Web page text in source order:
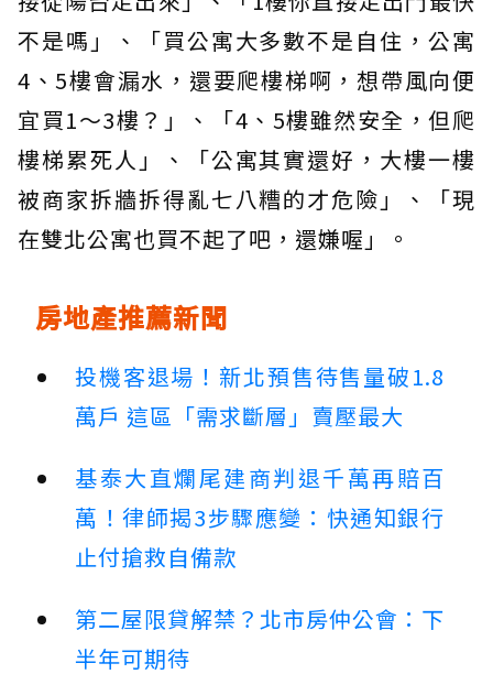
不是嗎」、「買公寓大多數不是自住，公寓
4、5樓會漏水，還要爬樓梯啊，想帶風向便
宜買1～3樓？」、「4、5樓雖然安全，但爬
樓梯累死人」、「公寓其實還好，大樓一樓
被商家拆牆拆得亂七八糟的才危險」、「現
在雙北公寓也買不起了吧，還嫌喔」。
房地產推薦新聞
投機客退場！新北預售待售量破1.8
萬戶 這區「需求斷層」賣壓最大
基泰大直爛尾建商判退千萬再賠百
萬！律師揭3步驟應變：快通知銀行
止付搶救自備款
第二屋限貸解禁？北市房仲公會：下
半年可期待